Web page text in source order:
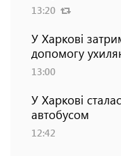
13:20
У Харкові
допомогу
13:00
У Харкові
автобусом
12:42